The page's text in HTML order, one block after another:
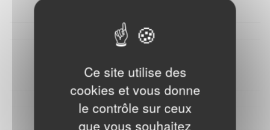
Ce site utilise des
cookies et vous donne
le contrôle sur ceux
que vous souhaitez